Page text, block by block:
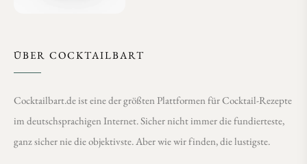
ÜBER COCKTAILBART
Cocktailbart.de ist eine der größten Plattformen für Cocktail-Rezepte
im deutschsprachigen Internet. Sicher nicht immer die fundierteste,
ganz sicher nie die objektivste. Aber wie wir finden, die lustigste.